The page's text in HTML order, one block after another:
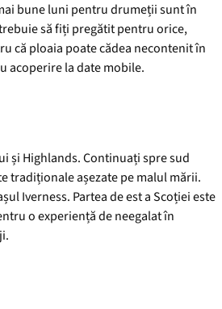
bune luni pentru drumeții sunt în
să fiți pregătit pentru orice,
că ploaia poate cădea necontenit în
acoperire la date mobile.
și Highlands. Continuați spre sud
tradiționale așezate pe malul mării.
Iverness. Partea de est a Scoției este
o experiență de neegalat în